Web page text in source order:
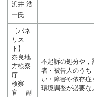
浜井 浩
一氏
【パネ
リス
ト】
奈良地
方検察
庁
検察
官 副
不起訴の処分や，
者・被告人のうち
い・障害や依存症
環境調整が必要な